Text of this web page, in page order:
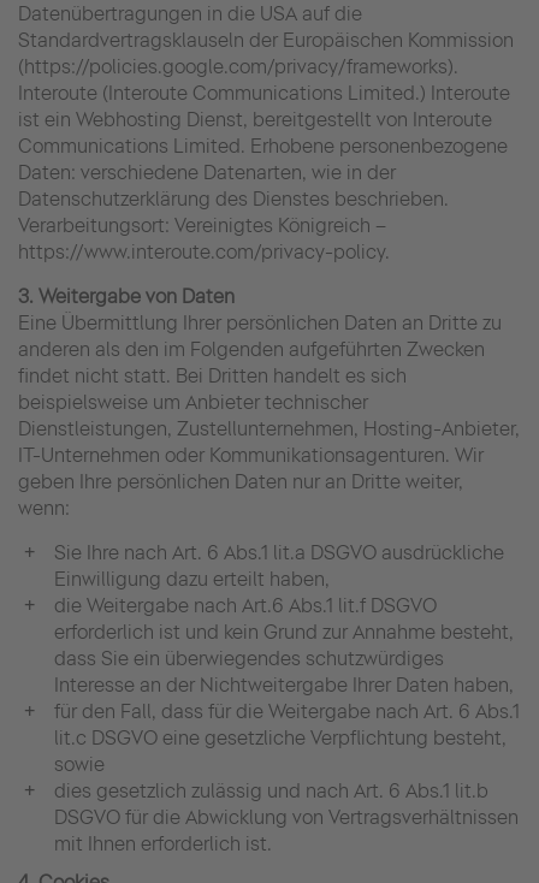
Datenübertragungen in die USA auf die
Standardvertragsklauseln der Europäischen Kommission
(https://policies.google.com/privacy/frameworks).
Interoute (Interoute Communications Limited.) Interoute
ist ein Webhosting Dienst, bereitgestellt von Interoute
Communications Limited. Erhobene personenbezogene
Daten: verschiedene Datenarten, wie in der
Datenschutzerklärung des Dienstes beschrieben.
Verarbeitungsort: Vereinigtes Königreich –
https://www.interoute.com/privacy-policy.
3. Weitergabe von Daten
Eine Übermittlung Ihrer persönlichen Daten an Dritte zu
anderen als den im Folgenden aufgeführten Zwecken
findet nicht statt. Bei Dritten handelt es sich
beispielsweise um Anbieter technischer
Dienstleistungen, Zustellunternehmen, Hosting-Anbieter,
IT-Unternehmen oder Kommunikationsagenturen. Wir
geben Ihre persönlichen Daten nur an Dritte weiter,
wenn:
Sie Ihre nach Art. 6 Abs.1 lit.a DSGVO ausdrückliche
Einwilligung dazu erteilt haben,
die Weitergabe nach Art.6 Abs.1 lit.f DSGVO
erforderlich ist und kein Grund zur Annahme besteht,
dass Sie ein überwiegendes schutzwürdiges
Interesse an der Nichtweitergabe Ihrer Daten haben,
für den Fall, dass für die Weitergabe nach Art. 6 Abs.1
lit.c DSGVO eine gesetzliche Verpflichtung besteht,
sowie
dies gesetzlich zulässig und nach Art. 6 Abs.1 lit.b
DSGVO für die Abwicklung von Vertragsverhältnissen
mit Ihnen erforderlich ist.